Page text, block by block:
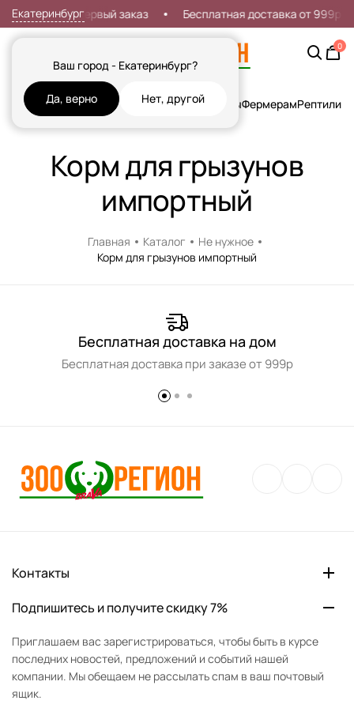
Екатеринбург
Ваш город - Екатеринбург?
Да, верно Нет, другой
Скидка 7% на первый заказ Бесплатная доставка от 999р
0
Кошки СобакиРыбы Грызуны и Хорьки ПтицыФермерамРептилии
Корм для грызунов
импортный
Главная Каталог
Не нужное
Корм для грызунов импортный
Бесплатная доставка на дом
Бесплатная доставка при заказе от 999р
Контакты
Подпишитесь и получите скидку 7%
Приглашаем вас зарегистрироваться, чтобы быть в курсе
последних новостей, предложений и событий нашей
компании. Мы обещаем не рассылать спам в ваш почтовый
ящик.